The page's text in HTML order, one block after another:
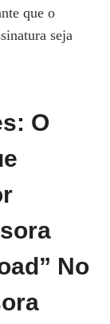
que o
seja
O
No